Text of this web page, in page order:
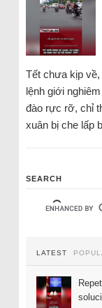
Tết chưa kịp
lệnh giới
đào rực rỡ, chỉ
xuân bị che lấp
SEARCH
LATEST